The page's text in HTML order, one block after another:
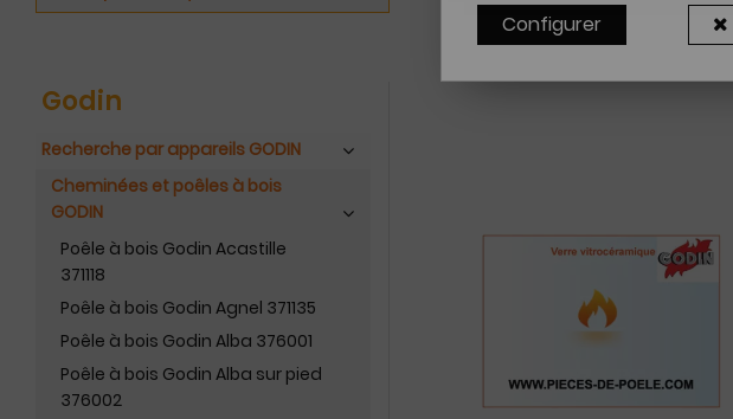
Godin
Recherche par appareils GODIN
Cheminées et poêles à bois
GODIN
Poêle à bois Godin Acastille
371118
Poêle à bois Godin Agnel 371135
Poêle à bois Godin Alba 376001
Poêle à bois Godin Alba sur pied
376002
Configurer